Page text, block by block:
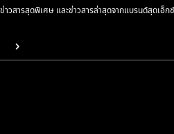
วสารสุดพิเศษ และข่าวสารล่าสุดจากแบรนด์สุดเอ็ก